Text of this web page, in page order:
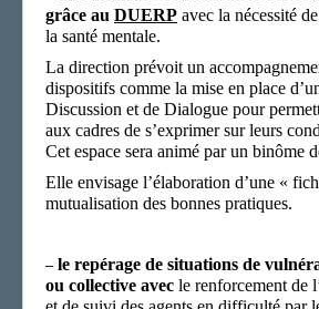
grâce au DUERP avec la nécessité
la santé mentale.
La direction prévoit un accompagneme
dispositifs comme la mise en place
Discussion et de Dialogue pour
aux cadres de s’exprimer sur leurs
Cet espace sera animé par un binôme
Elle envisage l’élaboration d’une «
mutualisation des bonnes pratiques.
– le repérage de situations de
ou collective avec le renforcement de